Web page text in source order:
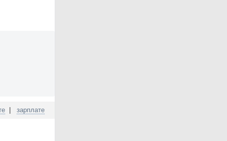
зарплате